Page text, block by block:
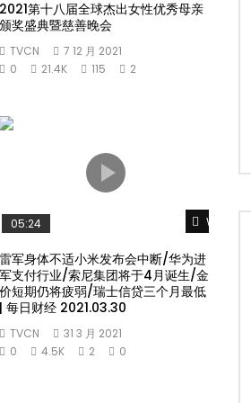
2021第十八届全球杰出女性优秀母亲
颁奖盛典暨慈善晚会
TVCN
7 12 月 2021
0
21.4K 115 2
Later Watch
05:24
雷军身体不适小米发布会中断/华为进
军支付行业/索尼集团将于4月诞生/金
价短期仍将疲弱/瑞士信贷三个月最低
| 每日财经 2021.03.30
TVCN
31 3 月 2021
0
4.5K 2 0